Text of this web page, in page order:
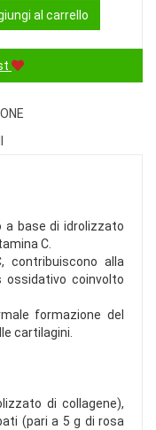
al carrello
a base di idrolizzato
C.
contribuiscono alla
ossidativo coinvolto
formazione del
cartilagini.
di collagene),
(pari a 5 g di rosa